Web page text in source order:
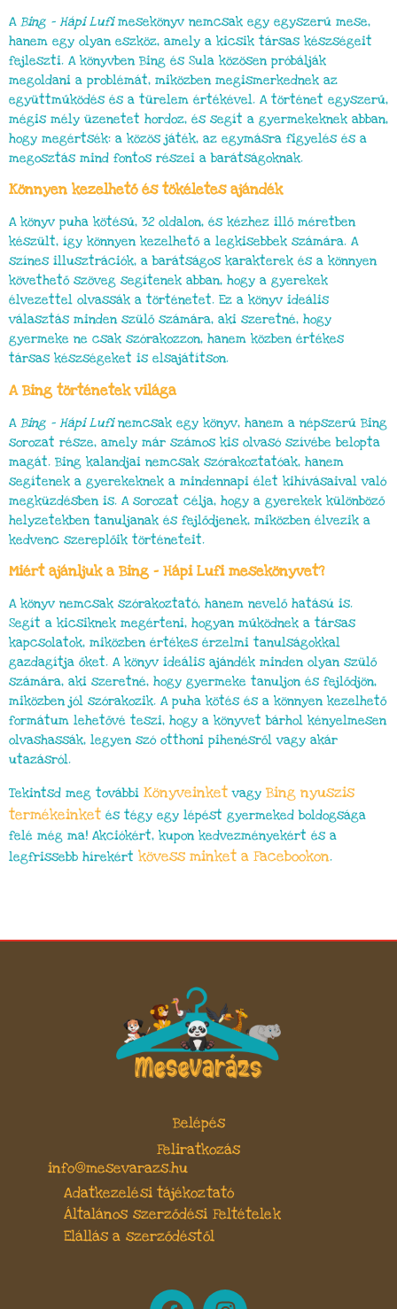
A Bing – Hápi Lufimesekönyv nemcsak egy egyszerű mese,
hanem egy olyan eszköz, amely a kicsik társas készségeit
fejleszti. A könyvben Bing és Sula közösen próbálják
megoldani a problémát, miközben megismerkednek az
együttműködés és a türelem értékével. A történet egyszerű,
mégis mély üzenetet hordoz, és segít a gyermekeknek abban,
hogy megértsék: a közös játék, az egymásra figyelés és a
megosztás mind fontos részei a barátságoknak.
Könnyen kezelhető és tökéletes ajándék
A könyv puha kötésű, 32 oldalon, és kézhez illő méretben
készült, így könnyen kezelhető a legkisebbek számára. A
színes illusztrációk, a barátságos karakterek és a könnyen
követhető szöveg segítenek abban, hogy a gyerekek
élvezettel olvassák a történetet. Ez a könyv ideális
választás minden szülő számára, aki szeretné, hogy
gyermeke ne csak szórakozzon, hanem közben értékes
társas készségeket is elsajátítson.
A Bing történetek világa
A Bing – Hápi Lufinemcsak egy könyv, hanem a népszerű Bing
sorozat része, amely már számos kis olvasó szívébe belopta
magát. Bing kalandjai nemcsak szórakoztatóak, hanem
segítenek a gyerekeknek a mindennapi élet kihívásaival való
megküzdésben is. A sorozat célja, hogy a gyerekek különböző
helyzetekben tanuljanak és fejlődjenek, miközben élvezik a
kedvenc szereplőik történeteit.
Miért ajánljuk a Bing – Hápi Lufi mesekönyvet?
A könyv nemcsak szórakoztató, hanem nevelő hatású is.
Segít a kicsiknek megérteni, hogyan működnek a társas
kapcsolatok, miközben értékes érzelmi tanulságokkal
gazdagítja őket. A könyv ideális ajándék minden olyan szülő
számára, aki szeretné, hogy gyermeke tanuljon és fejlődjön,
miközben jól szórakozik. A puha kötés és a könnyen kezelhető
formátum lehetővé teszi, hogy a könyvet bárhol kényelmesen
olvashassák, legyen szó otthoni pihenésről vagy akár
utazásról.
Tekintsd meg további Könyveinket vagy Bing nyuszis
termékeinket és tégy egy lépést gyermeked boldogsága
felé még ma! Akciókért, kupon kedvezményekért és a
legfrissebb hírekért kövess minket a Facebookon.
Belépés
Feliratkozás
info@mesevarazs.hu
Adatkezelési tájékoztató
Általános szerződési Feltételek
Elállás a szerződéstől